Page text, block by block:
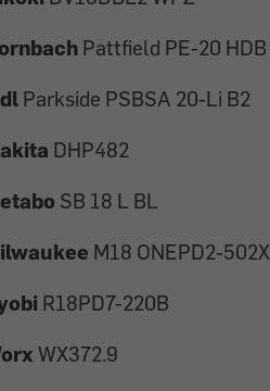
Pattfield PE-20 HDB
Parkside PSBSA 20-Li B2
DHP482
SB 18 L BL
M18 ONEPD2-502X
R18PD7-220B
WX372.9